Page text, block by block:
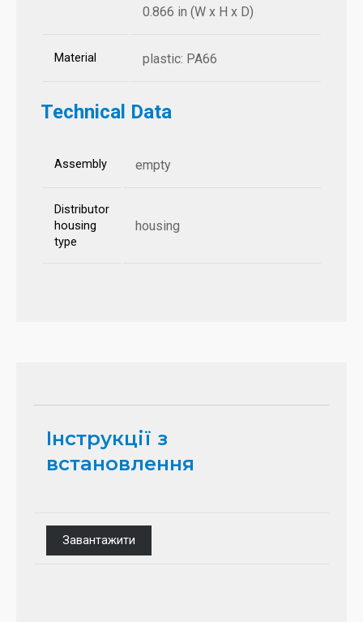
0.866 in (W x H x D)
Material plastic: PA66
Technical Data
Assembly empty
Distributor
housing
type
housing
Інструкції з
встановлення
Завантажити